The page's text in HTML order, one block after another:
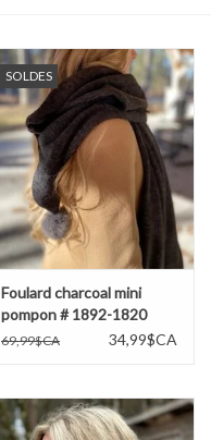
SOLDES
Foulard charcoal mini
pompon # 1892-1820
69,99$CA 34,99$CA